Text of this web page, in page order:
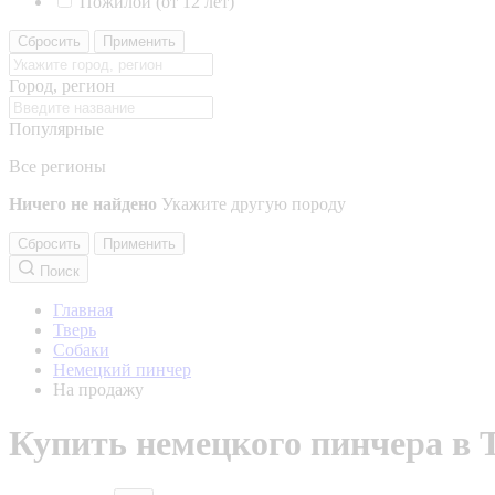
Сбросить Применить
Город, регион
Популярные
Все регионы
Ничего не найдено Укажите другую породу
Сбросить
Применить
Поиск
Главная
Тверь
Собаки
Немецкий пинчер
На продажу
Купить немецкого пинчера в